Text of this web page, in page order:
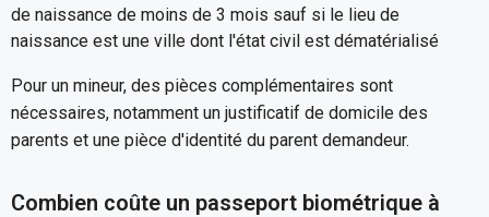
de naissance de moins de 3 mois sauf si le lieu de
naissance est une ville dont l'état civil est dématérialisé
Pour un mineur, des pièces complémentaires sont
nécessaires, notamment un justificatif de domicile des
parents et une pièce d'identité du parent demandeur.
Combien coûte un passeport biométrique à